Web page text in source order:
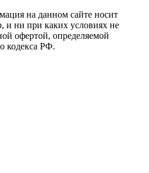
на данном сайте носит
и ни при каких условиях не
офертой, определяемой
кодекса РФ.